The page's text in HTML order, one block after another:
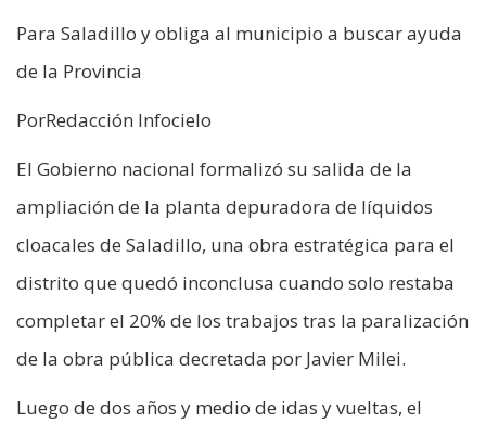
Para Saladillo y obliga al municipio a buscar ayuda
de la Provincia
PorRedacción Infocielo
El Gobierno nacional formalizó su salida de la
ampliación de la planta depuradora de líquidos
cloacales de Saladillo, una obra estratégica para el
distrito que quedó inconclusa cuando solo restaba
completar el 20% de los trabajos tras la paralización
de la obra pública decretada por Javier Milei.
Luego de dos años y medio de idas y vueltas, el